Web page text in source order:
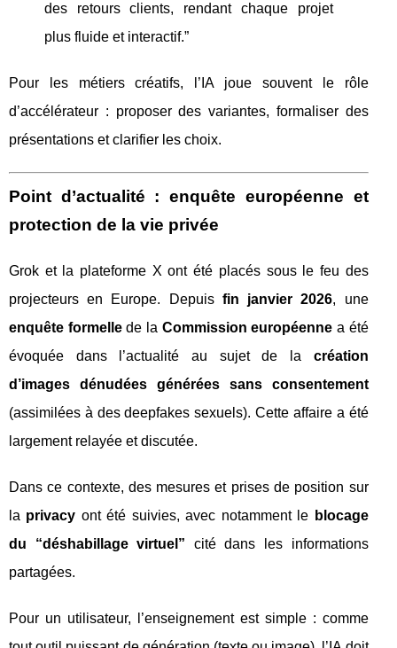
des retours clients, rendant chaque projet
plus fluide et interactif.”
Pour les métiers créatifs, l’IA joue souvent le rôle
d’accélérateur : proposer des variantes, formaliser des
présentations et clarifier les choix.
Point d’actualité : enquête européenne et
protection de la vie privée
Grok et la plateforme X ont été placés sous le feu des
projecteurs en Europe. Depuis fin janvier 2026, une
enquête formellede la Commission européenne a été
évoquée dans l’actualité au sujet de la création
d’images dénudées générées sans consentement
(assimilées à des deepfakes sexuels). Cette affaire a été
largement relayée et discutée.
Dans ce contexte, des mesures et prises de position sur
la privacy ont été suivies, avec notamment le blocage
du “déshabillage virtuel” cité dans les informations
partagées.
Pour un utilisateur, l’enseignement est simple : comme